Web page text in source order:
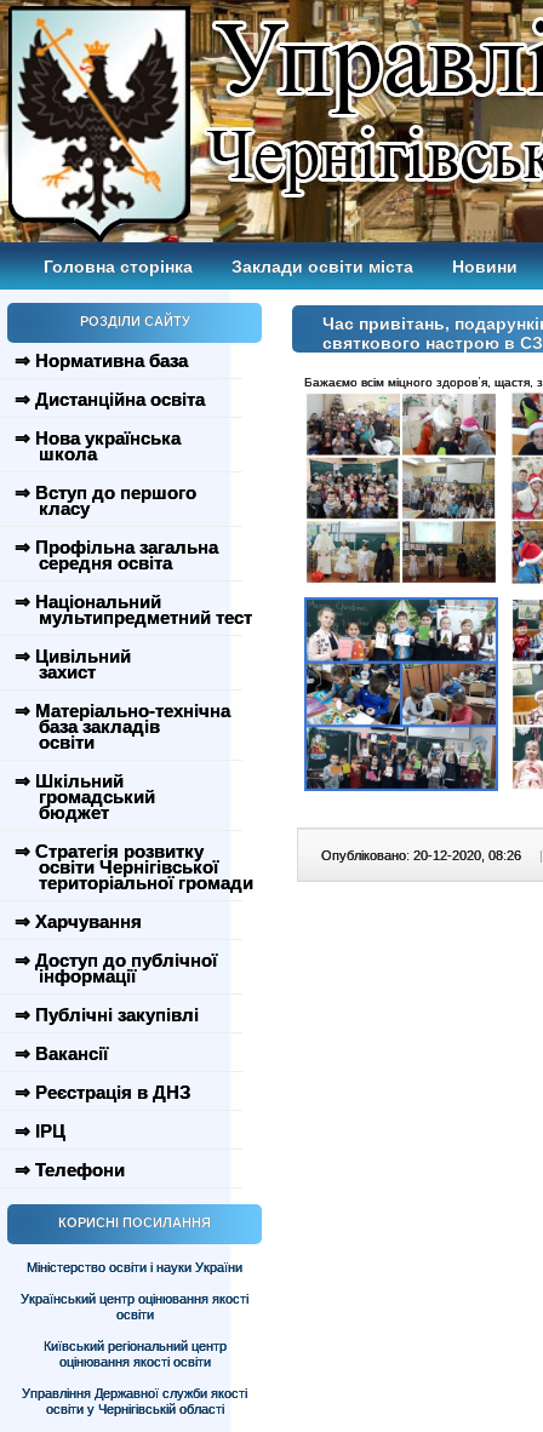
Головна сторінка Заклади освіти міста Новини
РОЗДІЛИ САЙТУ
⇒ Нормативна база
⇒ Дистанційна освіта
⇒ Нова українська
школа
⇒ Вступ до першого
класу
⇒ Профільна загальна
середня освіта
⇒ Національний
мультипредметний тест
⇒ Цивільний
захист
⇒ Матеріально-технічна
база закладів
освіти
⇒ Шкільний
громадський
бюджет
⇒ Стратегія розвитку
освіти Чернігівської
територіальної громади
⇒ Харчування
⇒ Доступ до публічної
інформації
⇒ Публічні закупівлі
⇒ Вакансії
⇒ Реєстрація в ДНЗ
⇒ ІРЦ
⇒ Телефони
КОРИСНІ ПОСИЛАННЯ
Міністерство освіти і науки України
Український центр оцінювання якості
освіти
Київський регіональний центр
оцінювання якості освіти
Управління Державної служби якості
освіти у Чернігівській області
Час привітань,
святкового настрою в
Бажаємо всім міцного здоровʾя, щастя,
Опубліковано: 20-12-2020, 08:26 |